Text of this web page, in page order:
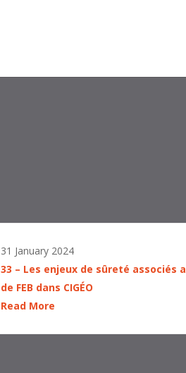
31 January 2024
33 – Les enjeux de sûreté associés
de FEB dans CIGÉO
Read More